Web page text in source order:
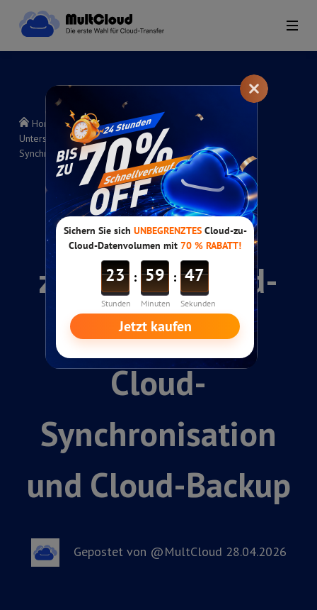
Home >MultCloud Hilfeanleitungen
Unterschiede zwischen Cloud-Übertragung, Cloud-
Synchronisation und Cloud-Backup
Unterschiede
zwischen Cloud-
Übertragung,
Cloud-
Synchronisation
und Cloud-Backup
Gepostet von @MultCloud 28.04.2026